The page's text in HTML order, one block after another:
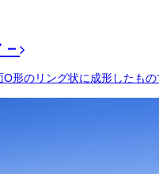
形のリング状に成形したもの